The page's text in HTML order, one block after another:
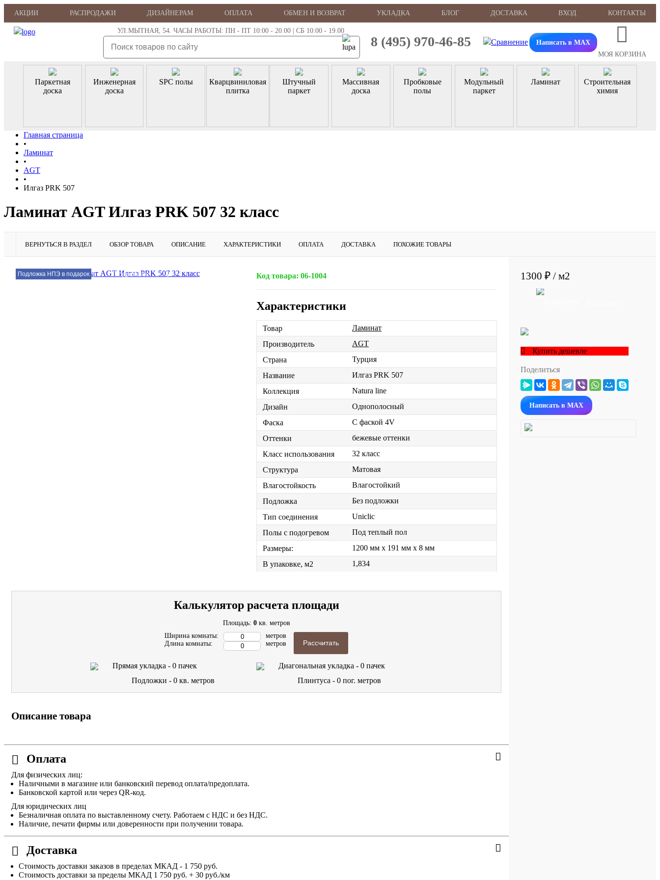
АКЦИИ РАСПРОДАЖИ ДИЗАЙНЕРАМ ОПЛАТА ОБМЕН И ВОЗВРАТ УКЛАДКА БЛОГ ДОСТАВКА ВХОД КОНТАКТЫ
УЛ.МЫТНАЯ, 54. ЧАСЫ РАБОТЫ: ПН - ПТ 10:00 - 20.00 | СБ 10:00 - 19.00
8 (495) 970-46-85
Написать в MAX
МОЯ КОРЗИНА
Паркетная
доска
Инженерная
доска
SPC полы
Кварцвиниловая
плитка
Штучный
паркет
Массивная
доска
Пробковые
полы
Модульный
паркет
Ламинат
Строительная
химия
Главная страница
•
Ламинат
•
AGT
•
Илгаз PRK 507
Ламинат AGT Илгаз PRK 507 32 класс
ВЕРНУТЬСЯ В РАЗДЕЛ ОБЗОР ТОВАРА ОПИСАНИЕ ХАРАКТЕРИСТИКИ ОПЛАТА ДОСТАВКА ПОХОЖИЕ ТОВАРЫ
Подложка НПЭ в подарок Подробнее Код товара: 06-1004
Характеристики
Товар
Ламинат
Производитель
AGT
Страна
Турция
Название
Илгаз PRK 507
Коллекция
Natura line
Дизайн
Однополосный
Фаска
С фаской 4V
Оттенки
бежевые оттенки
Класс использования
32 класс
Структура
Матовая
Влагостойкость
Влагостойкий
Подложка
Без подложки
Тип соединения
Uniclic
Полы с подогревом
Под теплый пол
Размеры:
1200 мм x 191 мм x 8 мм
В упаковке, м2
1,834
Калькулятор расчета площади
Площадь: 0 кв. метров
Ширина комнаты:
Длина комнаты:
метров
метров
Рассчитать
Прямая укладка - 0 пачек Диагональная укладка - 0 пачек
Подложки -0кв. метров Плинтуса -0пог. метров
Описание товара
Оплата
Для физических лиц:
Наличными в магазине или банковский перевод оплата/предоплата.
Банковской картой или через QR-код.
Для юридических лиц
Безналичная оплата по выставленному счету. Работаем с НДС и без НДС.
Наличие, печати фирмы или доверенности при получении товара.
Доставка
Стоимость доставки заказов в пределах МКАД - 1 750 руб.
Стоимость доставки за пределы МКАД 1 750 руб. + 30 руб./км
1300 ₽ / м2
Купить дешевле
Поделиться
Написать в MAX